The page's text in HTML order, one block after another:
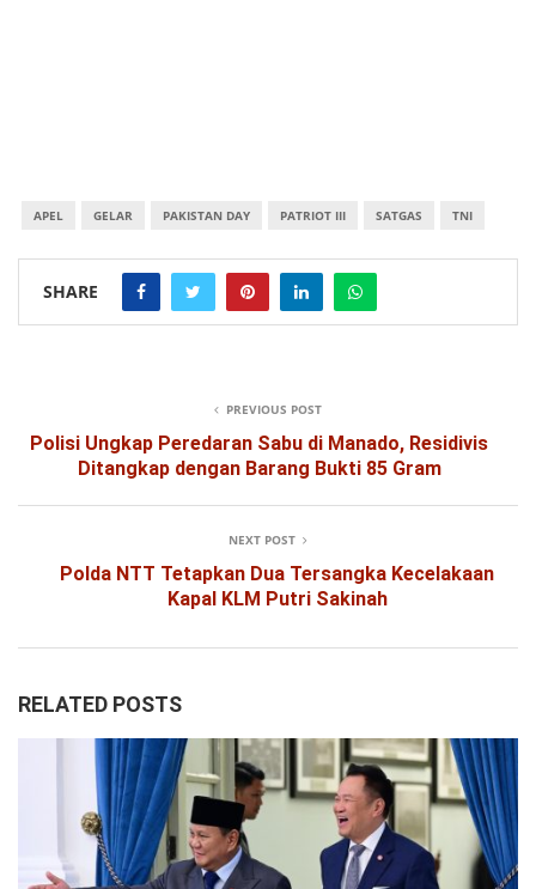
APEL GELAR PAKISTAN DAY PATRIOT III SATGAS TNI
SHARE
PREVIOUS POST
Polisi Ungkap Peredaran Sabu di Manado, Residivis
Ditangkap dengan Barang Bukti 85 Gram
NEXT POST
Polda NTT Tetapkan Dua Tersangka Kecelakaan
Kapal KLM Putri Sakinah
RELATED POSTS